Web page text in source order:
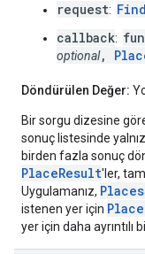
request:
callback:
optional,
Döndürülen Değer:
Bir sorgu dizesine
sonuç listesinde
birden fazla sonuç
PlaceResult'ler,
Uygulamanız,
istenen yer için
yer için daha ayrıntılı